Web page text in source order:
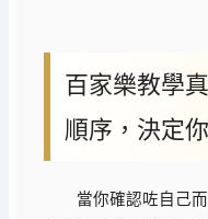
百家樂教學
順序，決定
當你確認咗自己